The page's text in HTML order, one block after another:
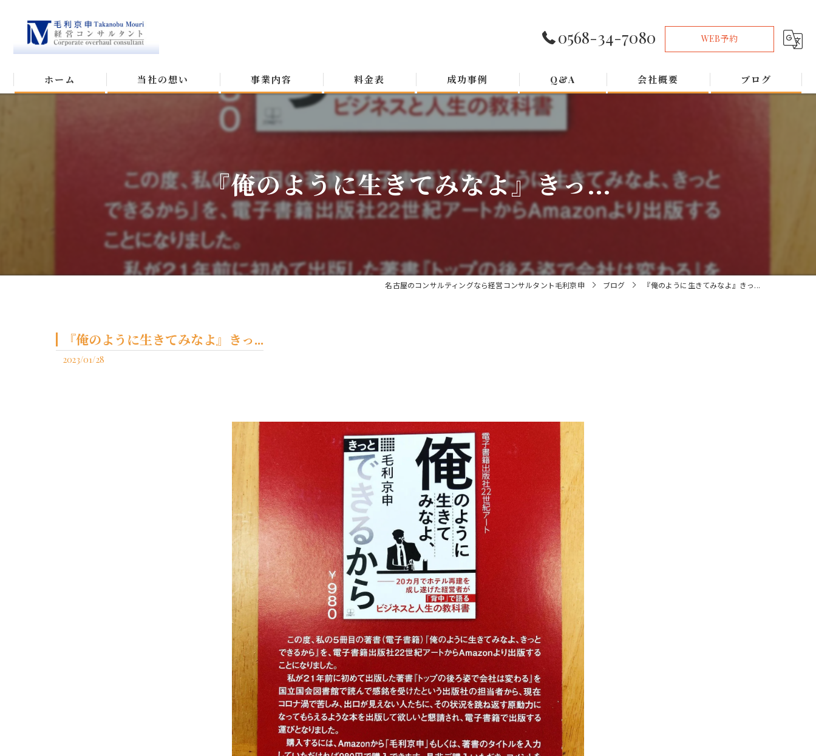
0568-34-7080 WEB予約
ホーム 当社の想い 事業内容 料金表 成功事例 Q&A 会社概要 ブログ
『俺のように生きてみなよ』きっ...
名古屋のコンサルティングなら経営コンサルタント毛利京申 ブログ 『俺のように生きてみなよ』きっ...
『俺のように生きてみなよ』きっ...
2023/01/28